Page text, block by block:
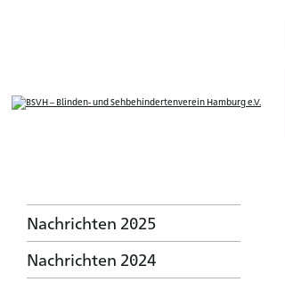
Nachrichten 2025
Nachrichten 2024